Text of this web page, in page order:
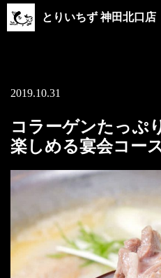
とりいちず 神田北口店
2019.10.31
コラーゲンたっぷ
楽しめる宴会コー